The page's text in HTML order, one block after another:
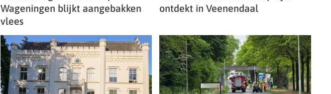
Wageningen blijkt aangebakken
vlees
ontdekt in Veenendaal